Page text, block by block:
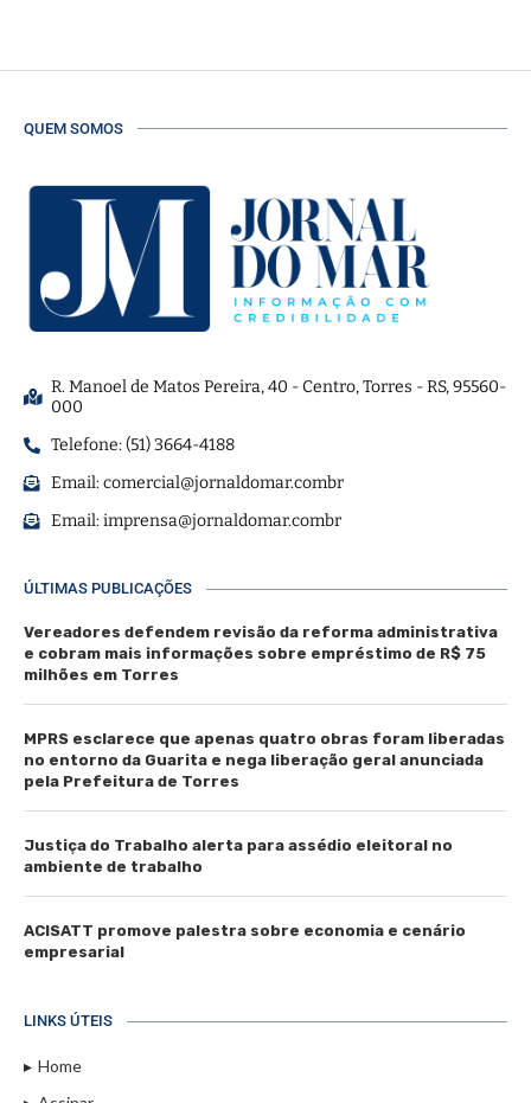
QUEM SOMOS
R. Manoel de Matos Pereira, 40 - Centro, Torres - RS, 95560-
000
Telefone: (51) 3664-4188
Email:comercial@jornaldomar.combr
Email:imprensa@jornaldomar.combr
ÚLTIMAS PUBLICAÇÕES
Vereadores defendem revisão da reforma administrativa
e cobram mais informações sobre empréstimo de R$ 75
milhões em Torres
MPRS esclarece que apenas quatro obras foram liberadas
no entorno da Guarita e nega liberação geral anunciada
pela Prefeitura de Torres
Justiça do Trabalho alerta para assédio eleitoral no
ambiente de trabalho
ACISATT promove palestra sobre economia e cenário
empresarial
LINKS ÚTEIS
Home